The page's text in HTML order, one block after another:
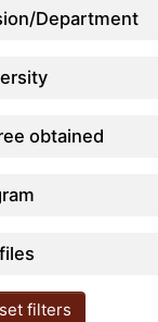
Department
obtained
filters